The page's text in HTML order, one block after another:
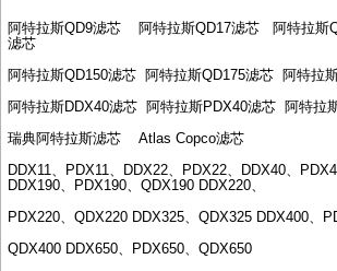
阿特拉斯QD9滤芯 阿特拉斯QD17滤芯 阿特拉斯
滤芯
阿特拉斯QD150滤芯 阿特拉斯QD175滤芯 阿特拉
阿特拉斯DDX40滤芯 阿特拉斯PDX40滤芯 阿特拉
瑞典阿特拉斯滤芯
Atlas Copco滤芯
DDX11、 PDX11、 DDX22、 PDX22、 DDX40、
DDX190、 PDX190、 QDX190 DDX220、
PDX220、 QDX220 DDX325、 QDX325 DDX400、
QDX400 DDX650、 PDX650、 QDX650